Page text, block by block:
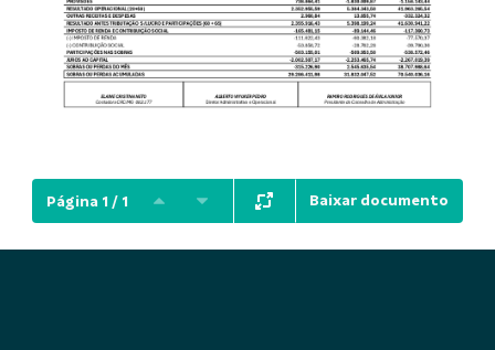
Página 1 / 1 Baixar documento